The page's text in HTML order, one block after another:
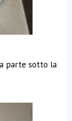
parte sotto la